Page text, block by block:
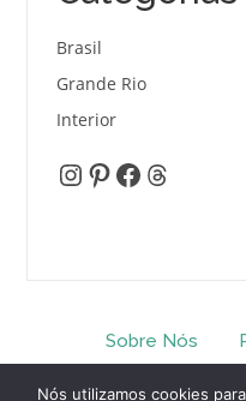
Brasil
Grande Rio
Interior
Instagram
Pinterest
Facebook
Threads
Sobre Nós
Termos e
Nós utilizamos cookies